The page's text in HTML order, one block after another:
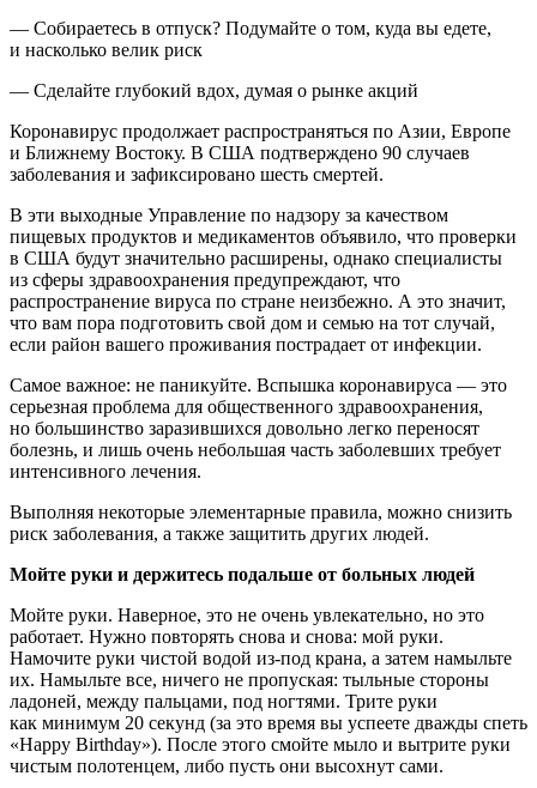
— Собираетесь в отпуск? Подумайте о том, куда вы едете,
и насколько велик риск
— Сделайте глубокий вдох, думая о рынке акций
Коронавирус продолжает распространяться по Азии, Европе
и Ближнему Востоку. В США подтверждено 90 случаев
заболевания и зафиксировано шесть смертей.
В эти выходные Управление по надзору за качеством
пищевых продуктов и медикаментов объявило, что проверки
в США будут значительно расширены, однако специалисты
из сферы здравоохранения предупреждают, что
распространение вируса по стране неизбежно. А это значит,
что вам пора подготовить свой дом и семью на тот случай,
если район вашего проживания пострадает от инфекции.
Самое важное: не паникуйте. Вспышка коронавируса — это
серьезная проблема для общественного здравоохранения,
но большинство заразившихся довольно легко переносят
болезнь, и лишь очень небольшая часть заболевших требует
интенсивного лечения.
Выполняя некоторые элементарные правила, можно снизить
риск заболевания, а также защитить других людей.
Мойте руки и держитесь подальше от больных людей
Мойте руки. Наверное, это не очень увлекательно, но это
работает. Нужно повторять снова и снова: мой руки.
Намочите руки чистой водой из-под крана, а затем намыльте
их. Намыльте все, ничего не пропуская: тыльные стороны
ладоней, между пальцами, под ногтями. Трите руки
как минимум 20 секунд (за это время вы успеете дважды спеть
«Happy Birthday»). После этого смойте мыло и вытрите руки
чистым полотенцем, либо пусть они высохнут сами.